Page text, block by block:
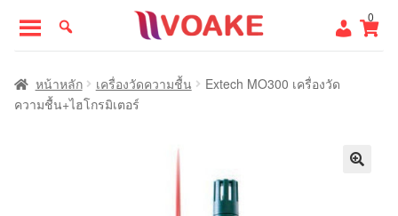
to
navigation
to
content
0
หน้าแรก
หน้าหลัก เครื่องวัดความชื้น
Extech MO300 เครื่องวัด
ความชื้น+ไฮโกรมิเตอร์